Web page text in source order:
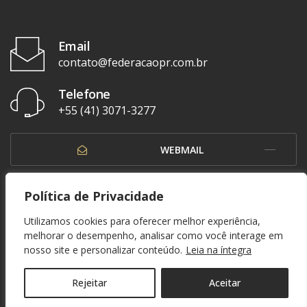
Política de Privacidade
Utilizamos cookies para oferecer melhor experiência,
melhorar o desempenho, analisar como você interage em
nosso site e personalizar conteúdo. Leia na íntegra
Rejeitar Aceitar
Email
contato@federacaopr.com.br
Telefone
+55 (41) 3071-3277
WEBMAIL
OUVIDORIA
© 1937 - 2026. Federação Paranaense de Futebol. Todos os direitos reservados. By